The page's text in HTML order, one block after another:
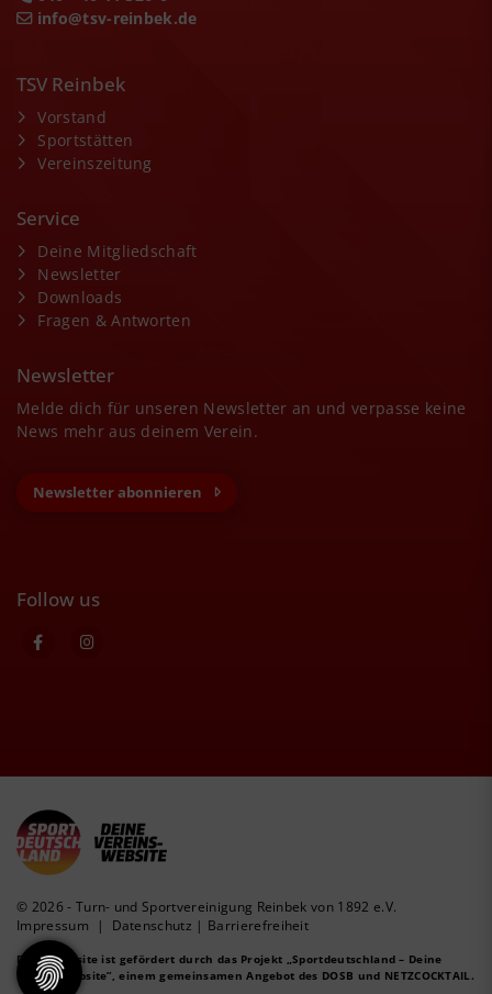
info@tsv-reinbek.de
TSV Reinbek
Vorstand
Sportstätten
Vereinszeitung
Service
Deine Mitgliedschaft
Newsletter
Downloads
Fragen & Antworten
Newsletter
Melde dich für unseren Newsletter an und verpasse keine
News mehr aus deinem Verein.
Newsletter abonnieren
Follow us
© 2026 - Turn- und Sportvereinigung Reinbek von 1892 e.V.
Impressum | Datenschutz | Barrierefreiheit
Diese Website ist gefördert durch das Projekt „Sportdeutschland – Deine
Vereinswebsite”, einem gemeinsamen Angebot des DOSB und NETZCOCKTAIL.